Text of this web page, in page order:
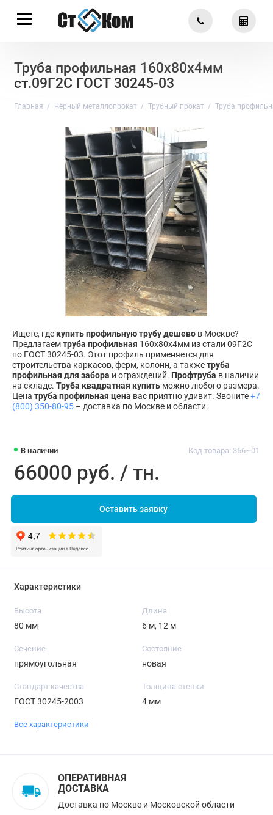
Труба профильная 160х80х4мм
ст.09Г2С ГОСТ 30245-03
Главная Чёрный металлопрокат Трубный прокат Труба
В наличии Код товара: 366~01
66000 руб. / тн.
Оставить заявку
Ищете, где купить профильную трубу дешево в Москве?
Предлагаемтруба профильная 160х80х4мм из стали 09Г2С
по ГОСТ 30245-03. Этот профиль применяется для
строительства каркасов, ферм, колонн, а такжетруба
профильная для забора и ограждений. Профтруба в наличии
на складе. Труба квадратная купить можно любого размера.
Цена труба профильная цена вас приятно удивит. Звоните+7
(800) 350-80-95 – доставка по Москве и области.
Характеристики
Высота
80 мм
Длина
6 м, 12 м
Сечение
прямоугольная
Состояние
новая
Стандарт качества
ГОСТ 30245-2003
Толщина стенки
4 мм
Все характеристики
ОПЕРАТИВНАЯ
ДОСТАВКА
Доставка по Москве и Московской области